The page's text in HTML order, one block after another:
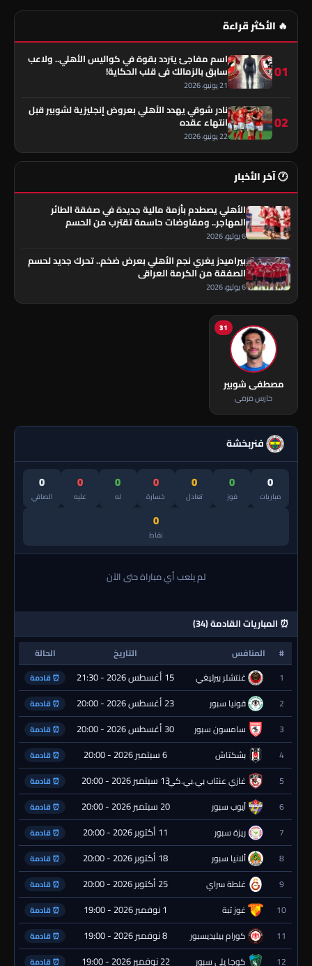
🔥 الأكثر قراءة
01
اسم مفاجئ يتردد بقوة في كواليس الأهلي.. ولاعب
سابق بالزمالك في قلب الحكاية!
21 يونيو، 2026
02
نادر شوقي يهدد الأهلي بعروض إنجليزية لشوبير قبل
انتهاء عقده
22 يونيو، 2026
🕐 آخر الأخبار
الأهلي يصطدم بأزمة مالية جديدة في صفقة الطائر
المهاجر.. ومفاوضات حاسمة تقترب من الحسم
6 يوليو، 2026
بيراميدز يغري نجم الأهلي بعرض ضخم.. تحرك جديد لحسم
الصفقة من الكرمة العراقي
6 يوليو، 2026
31
مصطفى شوبير
حارس مرمى
فنربخشة
0
مباريات
0
فوز
0
تعادل
0
خسارة
0
له
0
عليه
0
الصافي
0
نقاط
لم يلعب أي مباراة حتى الآن
⏰ المباريات القادمة (34)
# المنافس التاريخ
الحالة
1
غنتشلر بيرليغي 15 أغسطس 2026 - 21:30 ⏰ قادمة
2 قونيا سبور 23 أغسطس 2026 - 20:00 ⏰ قادمة
3 سامسون سبور 30 أغسطس 2026 - 20:00 ⏰ قادمة
4 بشكتاش 6 سبتمبر 2026 - 20:00 ⏰ قادمة
5 غازي عنتاب بي.بي.كي.13 سبتمبر 2026 - 20:00 ⏰ قادمة
6 أيوب سبور 20 سبتمبر 2026 - 20:00 ⏰ قادمة
7 ريزة سبور 11 أكتوبر 2026 - 20:00 ⏰ قادمة
8 ألانيا سبور 18 أكتوبر 2026 - 20:00 ⏰ قادمة
9 غلطة سراي 25 أكتوبر 2026 - 20:00 ⏰ قادمة
10 غوز تبة 1 نوفمبر 2026 - 19:00 ⏰ قادمة
11 كورام بيليديسبور 8 نوفمبر 2026 - 19:00 ⏰ قادمة
12 كوجا يلي سبور 22 نوفمبر 2026 - 19:00 ⏰ قادمة